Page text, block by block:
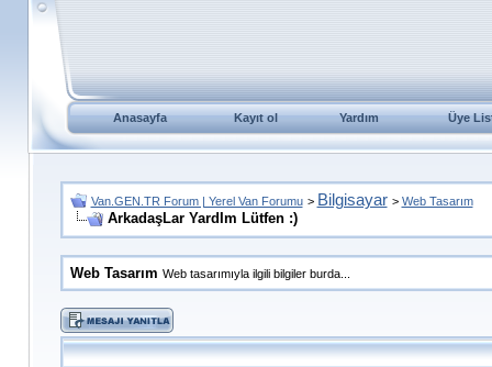
Anasayfa Kayıt ol Yardım Üye
Van.GEN.TR Forum | Yerel Van Forumu > Bilgisayar > Web Tasarım
ArkadaşLar YardIm Lütfen :)
Web Tasarım Web tasarımıyla ilgili bilgiler burda...